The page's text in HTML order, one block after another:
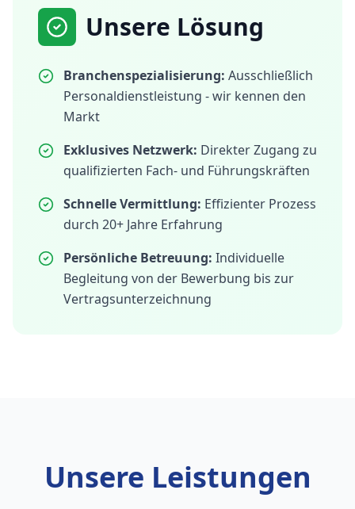
Unsere Lösung
Branchenspezialisierung: Ausschließlich
Personaldienstleistung - wir kennen den
Markt
Exklusives Netzwerk: Direkter Zugang zu
qualifizierten Fach- und Führungskräften
Schnelle Vermittlung: Effizienter Prozess
durch 20+ Jahre Erfahrung
Persönliche Betreuung: Individuelle
Begleitung von der Bewerbung bis zur
Vertragsunterzeichnung
Unsere Leistungen